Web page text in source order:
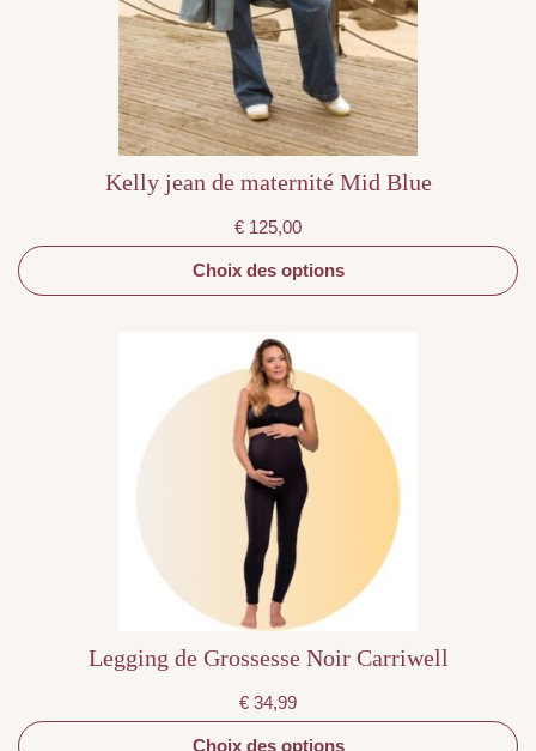
Kelly jean de maternité Mid Blue
€ 125,00
Choix des options
être
choisies
sur
la
page
du
produit
Legging de Grossesse Noir Carriwell
€ 34,99
Choix des options
Ce
produit
a
plusieurs
variations.
Les
options
peuvent
être
choisies
sur
la
page
du
produit